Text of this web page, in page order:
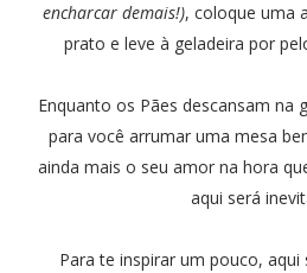
encharcar demais!), coloque uma
prato e leve à geladeira por
Enquanto os Pães descansam na
para você arrumar uma mesa
ainda mais o seu amor na hora
aqui será
Para te inspirar um pouco,